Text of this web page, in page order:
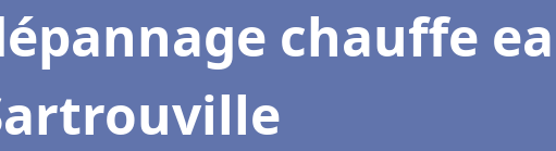
chauffe